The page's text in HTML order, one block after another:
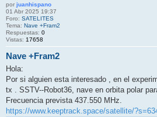
por juanhispano
01 Abr 2025 19:37
Foro: SATELITES
Tema: Nave +Fram2
Respuestas: 0
Vistas: 17658
Nave +Fram2
Hola:
Por si alguien esta interesado , en el
tx . SSTV--Robot36, nave en orbita polar
Frecuencia prevista 437.550 MHz.
https://www.keeptrack.space/satellite/